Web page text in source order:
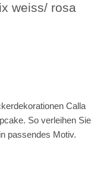
weiss/ rosa
Calla
So verleihen Sie
passendes Motiv.